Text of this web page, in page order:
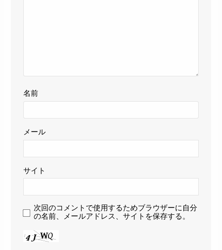
名前
メール
サイト
次回のコメントで使用するためブラウザーに自分
の名前、メールアドレス、サイトを保存する。